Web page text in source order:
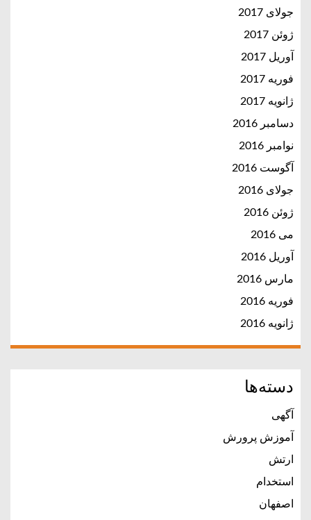
جولای 2017
ژوئن 2017
آوریل 2017
فوریه 2017
ژانویه 2017
دسامبر 2016
نوامبر 2016
آگوست 2016
جولای 2016
ژوئن 2016
می 2016
آوریل 2016
مارس 2016
فوریه 2016
ژانویه 2016
دسته‌ها
آگهی
آموزش پرورش
ارتش
استخدام
اصفهان